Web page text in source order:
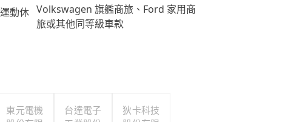
動休 Volkswagen 旗艦商旅、Ford 家用商
旅或其他同等級車款
東元電機
台達電子
狄卡科技